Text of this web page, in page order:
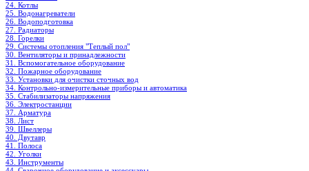
24. Котлы
25. Водонагреватели
26. Водоподготовка
27. Радиаторы
28. Горелки
29. Системы отопления "Теплый пол"
30. Вентиляторы и принадлежности
31. Вспомогательное оборудование
32. Пожарное оборудование
33. Установки для очистки сточных вод
34. Контрольно-измерительные приборы и автоматика
35. Стабилизаторы напряжения
36. Электростанции
37. Арматура
38. Лист
39. Швеллеры
40. Двутавр
41. Полоса
42. Уголки
43. Инструменты